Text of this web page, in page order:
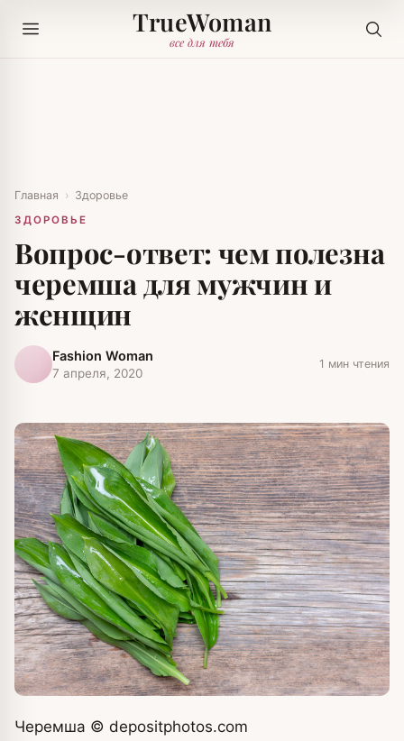
TrueWoman
все для тебя
Главная › Здоровье
ЗДОРОВЬЕ
Вопрос-ответ: чем полезна
черемша для мужчин и
женщин
Fashion Woman
7 апреля, 2020
1 мин чтения
Черемша © depositphotos.com